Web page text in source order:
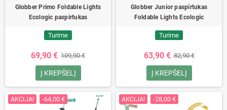
Globber Primo Foldable Lights
Ecologic paspirtukas
Turime
69,90 € 109,90 €
Į KREPŠELĮ
Globber Junior paspirtukas
Foldable Lights Ecologic
Turime
63,90 € 82,90 €
Į KREPŠELĮ
AKCIJA! -64,00 € AKCIJA! -28,00 €